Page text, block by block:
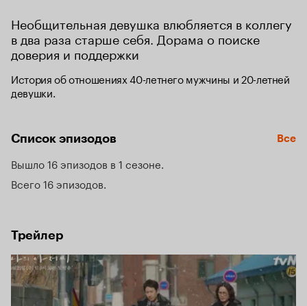
Необщительная девушка влюбляется в коллегу
в два раза старше себя. Дорама о поиске
доверия и поддержки
История об отношениях 40-летнего мужчины и 20-летней
девушки.
Список эпизодов Все
Вышло 16 эпизодов в 1 сезоне
Всего 16 эпизодов
Трейлер